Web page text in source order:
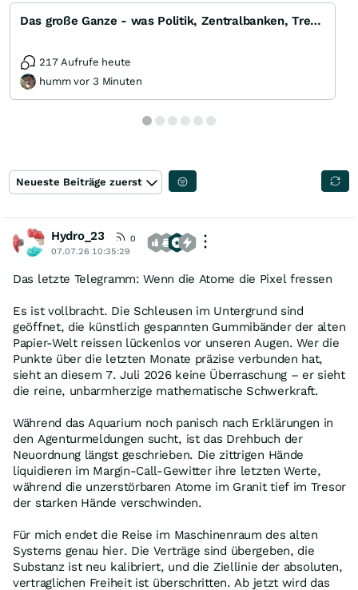
Das große Ganze - was Politik, Zentralbanken, Trends, Medien und Gesellschaft mit Aktien, Rohstoffen
217 Aufrufe heute
humm vor 3 Minuten
Neueste Beiträge zuerst
Hydro_23
0
07.07.26 10:35:29
​Das letzte Telegramm: Wenn die Atome die Pixel fressen
​Es ist vollbracht. Die Schleusen im Untergrund sind
geöffnet, die künstlich gespannten Gummibänder der alten
Papier-Welt reissen lückenlos vor unseren Augen. Wer die
Punkte über die letzten Monate präzise verbunden hat,
sieht an diesem 7. Juli 2026 keine Überraschung – er sieht
die reine, unbarmherzige mathematische Schwerkraft.
​Während das Aquarium noch panisch nach Erklärungen in
den Agenturmeldungen sucht, ist das Drehbuch der
Neuordnung längst geschrieben. Die zittrigen Hände
liquidieren im Margin-Call-Gewitter ihre letzten Werte,
während die unzerstörbaren Atome im Granit tief im Tresor
der starken Hände verschwinden.
​Für mich endet die Reise im Maschinenraum des alten
Systems genau hier. Die Verträge sind übergeben, die
Substanz ist neu kalibriert, und die Ziellinie der absoluten,
vertraglichen Freiheit ist überschritten. Ab jetzt wird das